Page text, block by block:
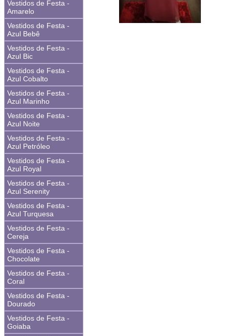
Vestidos de Festa -
Amarelo
Vestidos de Festa -
Azul Bebê
Vestidos de Festa -
Azul Bic
Vestidos de Festa -
Azul Cobalto
Vestidos de Festa -
Azul Marinho
Vestidos de Festa -
Azul Noite
Vestidos de Festa -
Azul Petróleo
Vestidos de Festa -
Azul Royal
Vestidos de Festa -
Azul Serenity
Vestidos de Festa -
Azul Turquesa
Vestidos de Festa -
Cereja
Vestidos de Festa -
Chocolate
Vestidos de Festa -
Coral
Vestidos de Festa -
Dourado
Vestidos de Festa -
Goiaba